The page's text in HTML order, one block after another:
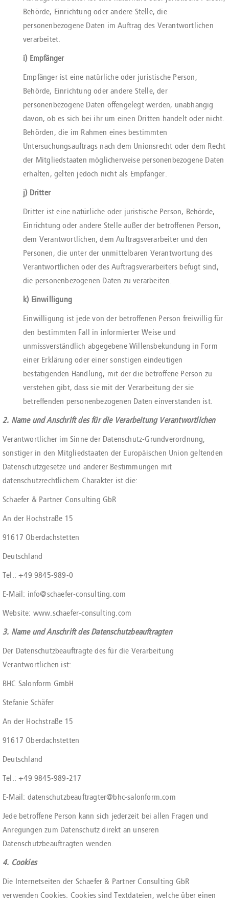
Behörde, Einrichtung oder andere Stelle, die
personenbezogene Daten im Auftrag des Verantwortlichen
verarbeitet.
i) Empfänger
Empfänger ist eine natürliche oder juristische Person,
Behörde, Einrichtung oder andere Stelle, der
personenbezogene Daten offengelegt werden, unabhängig
davon, ob es sich bei ihr um einen Dritten handelt oder nicht.
Behörden, die im Rahmen eines bestimmten
Untersuchungsauftrags nach dem Unionsrecht oder dem Recht
der Mitgliedstaaten möglicherweise personenbezogene Daten
erhalten, gelten jedoch nicht als Empfänger.
j) Dritter
Dritter ist eine natürliche oder juristische Person, Behörde,
Einrichtung oder andere Stelle außer der betroffenen Person,
dem Verantwortlichen, dem Auftragsverarbeiter und den
Personen, die unter der unmittelbaren Verantwortung des
Verantwortlichen oder des Auftragsverarbeiters befugt sind,
die personenbezogenen Daten zu verarbeiten.
k) Einwilligung
Einwilligung ist jede von der betroffenen Person freiwillig für
den bestimmten Fall in informierter Weise und
unmissverständlich abgegebene Willensbekundung in Form
einer Erklärung oder einer sonstigen eindeutigen
bestätigenden Handlung, mit der die betroffene Person zu
verstehen gibt, dass sie mit der Verarbeitung der sie
betreffenden personenbezogenen Daten einverstanden ist.
2. Name und Anschrift des für die Verarbeitung Verantwortlichen
Verantwortlicher im Sinne der Datenschutz-Grundverordnung,
sonstiger in den Mitgliedstaaten der Europäischen Union geltenden
Datenschutzgesetze und anderer Bestimmungen mit
datenschutzrechtlichem Charakter ist die:
Schaefer & Partner Consulting GbR
An der Hochstraße 15
91617 Oberdachstetten
Deutschland
Tel.: +49 9845-989-0
E-Mail: info@schaefer-consulting.com
Website: www.schaefer-consulting.com
3. Name und Anschrift des Datenschutzbeauftragten
Der Datenschutzbeauftragte des für die Verarbeitung
Verantwortlichen ist:
BHC Salonform GmbH
Stefanie Schäfer
An der Hochstraße 15
91617 Oberdachstetten
Deutschland
Tel.: +49 9845-989-217
E-Mail: datenschutzbeauftragter@bhc-salonform.com
Jede betroffene Person kann sich jederzeit bei allen Fragen und
Anregungen zum Datenschutz direkt an unseren
Datenschutzbeauftragten wenden.
4. Cookies
Die Internetseiten der Schaefer & Partner Consulting GbR
verwenden Cookies. Cookies sind Textdateien, welche über einen